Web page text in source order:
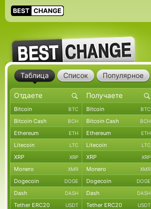
Таблица Список Популярное
Bitcoin BTC Bitcoin BTC
Bitcoin Cash BCH Bitcoin Cash BCH
Ethereum ETH Ethereum ETH
Litecoin LTC Litecoin LTC
XRP XRP XRP XRP
Monero XMR Monero XMR
Dogecoin DOGE Dogecoin DOGE
Dash DASH Dash DASH
Tether ERC20 USDT Tether ERC20 USDT